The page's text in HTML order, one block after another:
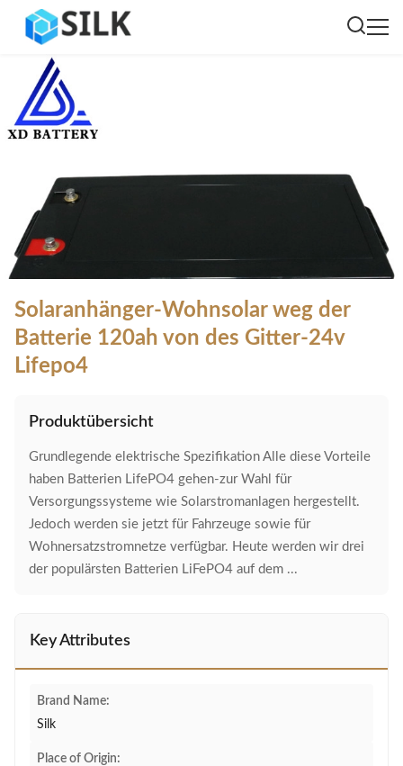
Solaranhänger-Wohnsolar weg der
Batterie 120ah von des Gitter-24v
Lifepo4
Produktübersicht
Grundlegende elektrische Spezifikation Alle diese Vorteile
haben Batterien LifePO4 gehen-zur Wahl für
Versorgungssysteme wie Solarstromanlagen hergestellt.
Jedoch werden sie jetzt für Fahrzeuge sowie für
Wohnersatzstromnetze verfügbar. Heute werden wir drei
der populärsten Batterien LiFePO4 auf dem ...
Key Attributes
Brand Name:
Silk
Place of Origin: